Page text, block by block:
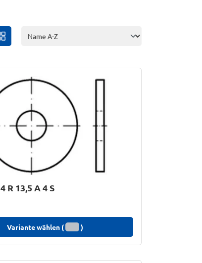
R 13,5 A 4 S
Variante wählen ( )